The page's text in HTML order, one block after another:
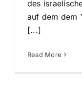
des
auf dem dem
[...]
Read More